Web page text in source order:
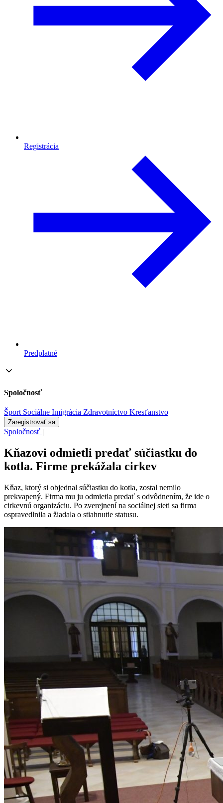
Registrácia
Predplatné
Spoločnosť
Šport Sociálne Imigrácia Zdravotníctvo Kresťanstvo
Zaregistrovať sa
Spoločnosť |
Kňazovi odmietli predať súčiastku do
kotla. Firme prekážala cirkev
Kňaz, ktorý si objednal súčiastku do kotla, zostal nemilo
prekvapený. Firma mu ju odmietla predať s odvôdnením, že ide o
cirkevnú organizáciu. Po zverejnení na sociálnej sieti sa firma
ospravedlnila a žiadala o stiahnutie statusu.